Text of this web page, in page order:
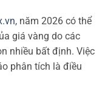
, năm 2026 có thể
giá vàng do các
nhiều bất định. Việc
phân tích là điều